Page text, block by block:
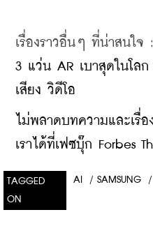
เรื่องราวอื่นๆ ที่น่าสนใจ :
3 แว่น AR เบาสุดในโล
เสียง วิดีโอ
ไม่พลาดบทความและเรื่
เราได้ที่เฟซบุ๊ก Forbes
TAGGED
ON
AI / SAMSUNG /